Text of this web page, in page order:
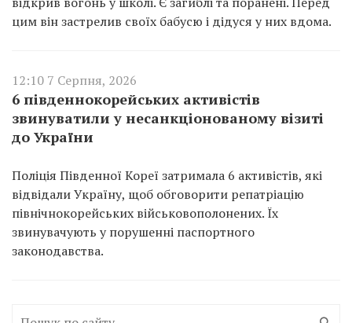
цим він застрелив своїх бабусю і дідуся у них вдома.
12:10 7 Серпня, 2026
6 південнокорейських активістів
звинуватили у несанкціонованому візиті
до України
Поліція Південної Кореї затримала 6 активістів, які
відвідали Україну, щоб обговорити репатріацію
північнокорейських військовополонених. Їх
звинувачують у порушенні паспортного
законодавства.